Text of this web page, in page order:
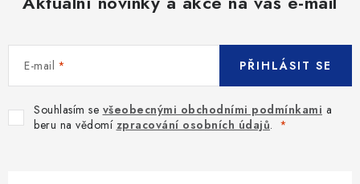
E-mail
Souhlasím se všeobecnými obchodními podmínkami a
beru na vědomí zpracování osobních údajů.
PŘIHLÁSIT SE